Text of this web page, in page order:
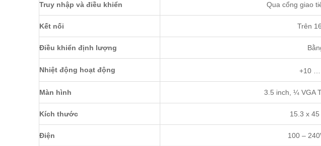
Truy nhập và điều khiển Qua cổng giao
Kết nối Trên
Điều khiển định lượng
Nhiệt động hoạt động +10 …
Màn hình 3.5 inch, ¼ VGA
Kích thước 15.3 x
Điện 100 –